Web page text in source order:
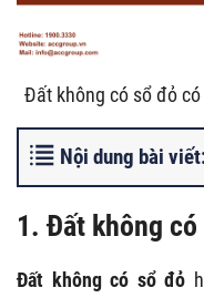
Đất không có sổ đỏ
Nội dung bài
1. Đất không
Đất không có sổ đỏ